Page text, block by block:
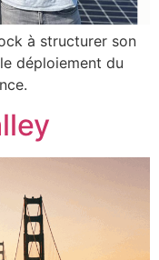
à structurer son
déploiement du